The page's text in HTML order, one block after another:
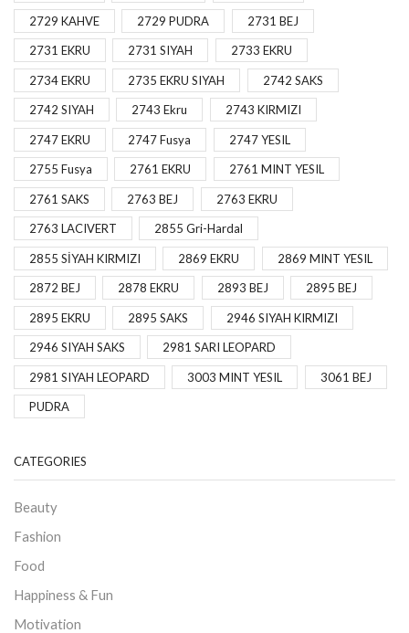
2729 KAHVE 2729 PUDRA 2731 BEJ
2731 EKRU 2731 SIYAH 2733 EKRU
2734 EKRU 2735 EKRU SIYAH 2742 SAKS
2742 SIYAH 2743 Ekru 2743 KIRMIZI
2747 EKRU 2747 Fusya 2747 YESIL
2755 Fusya 2761 EKRU 2761 MINT YESIL
2761 SAKS 2763 BEJ 2763 EKRU
2763 LACIVERT 2855 Gri-Hardal
2855 SİYAH KIRMIZI 2869 EKRU 2869 MINT YESIL
2872 BEJ 2878 EKRU 2893 BEJ 2895 BEJ
2895 EKRU 2895 SAKS 2946 SIYAH KIRMIZI
2946 SIYAH SAKS 2981 SARI LEOPARD
2981 SIYAH LEOPARD 3003 MINT YESIL 3061 BEJ
PUDRA
CATEGORIES
Beauty
Fashion
Food
Happiness & Fun
Motivation